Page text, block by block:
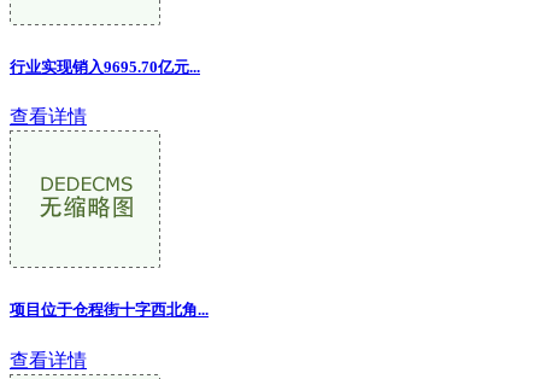
行业实现销入9695.70亿元...
查看详情
项目位于仓程街十字西北角...
查看详情